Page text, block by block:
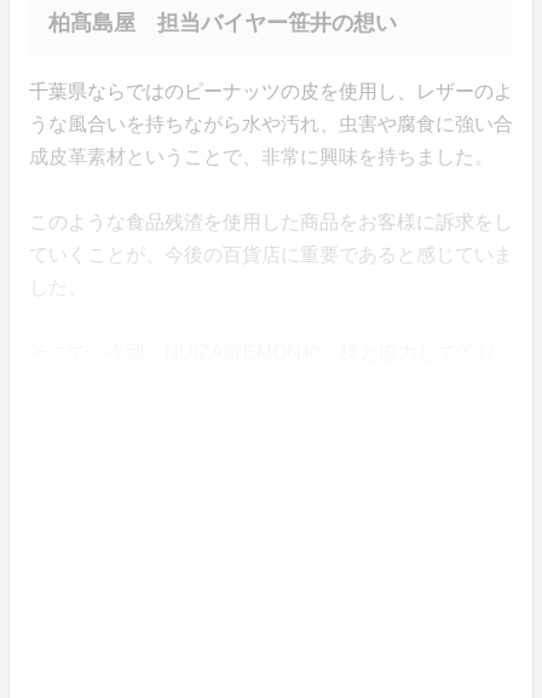
柏髙島屋 担当バイヤー笹井の想い
千葉県ならではのピーナッツの皮を使用し、レザーのよ
うな風合いを持ちながら水や汚れ、虫害や腐食に強い合
成皮革素材ということで、非常に興味を持ちました。
このような食品残渣を使用した商品をお客様に訴求をし
ていくことが、今後の百貨店に重要であると感じていま
した。